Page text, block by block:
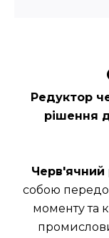
Редуктор
рішення
Черв'ячний
собою
моменту та